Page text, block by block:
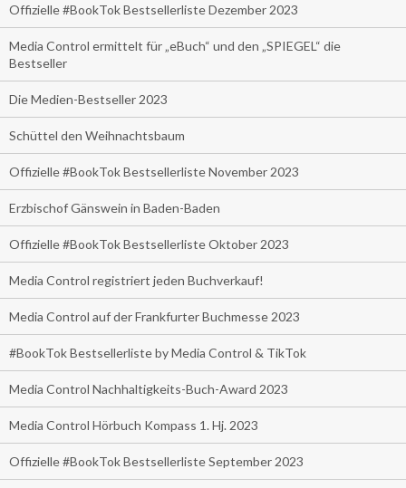
Offizielle #BookTok Bestsellerliste Dezember 2023
Media Control ermittelt für „eBuch“ und den „SPIEGEL“ die
Bestseller
Die Medien-Bestseller 2023
Schüttel den Weihnachtsbaum
Offizielle #BookTok Bestsellerliste November 2023
Erzbischof Gänswein in Baden-Baden
Offizielle #BookTok Bestsellerliste Oktober 2023
Media Control registriert jeden Buchverkauf!
Media Control auf der Frankfurter Buchmesse 2023
#BookTok Bestsellerliste by Media Control & TikTok
Media Control Nachhaltigkeits-Buch-Award 2023
Media Control Hörbuch Kompass 1. Hj. 2023
Offizielle #BookTok Bestsellerliste September 2023